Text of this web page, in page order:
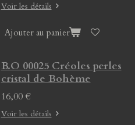
Voir les détails
Ajouter au panier
B.O 00025 Créoles perles
cristal de Bohème
16,00 €
Voir les détails